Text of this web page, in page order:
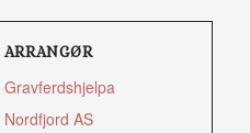
ARRANGØR
Gravferdshjelpa
Nordfjord AS